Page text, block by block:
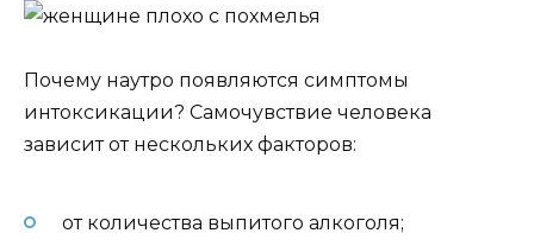
Почему наутро появляются симптомы
интоксикации? Самочувствие человека
зависит от нескольких факторов:
от количества выпитого алкоголя;